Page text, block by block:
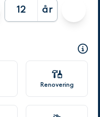
år
Renovering